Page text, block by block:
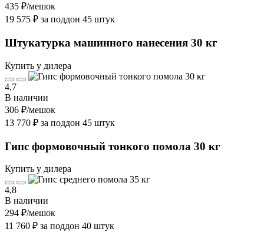
435 ₽/мешок
19 575 ₽ за поддон 45 штук
Штукатурка машинного нанесения 30 кг
Купить у дилера
4,7
В наличии
306 ₽/мешок
13 770 ₽ за поддон 45 штук
Гипс формовочный тонкого помола 30 кг
Купить у дилера
4,8
В наличии
294 ₽/мешок
11 760 ₽ за поддон 40 штук